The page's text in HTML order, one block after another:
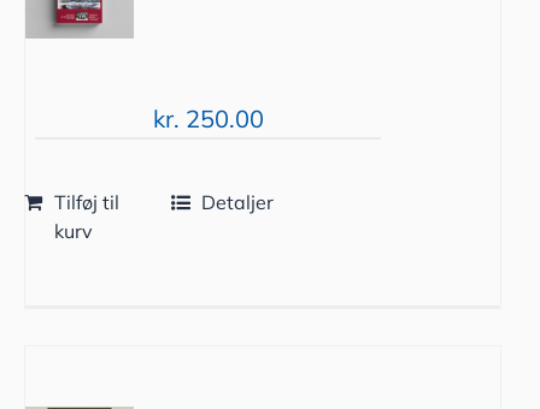
kr. 250.00
Tilføj til
kurv
Detaljer